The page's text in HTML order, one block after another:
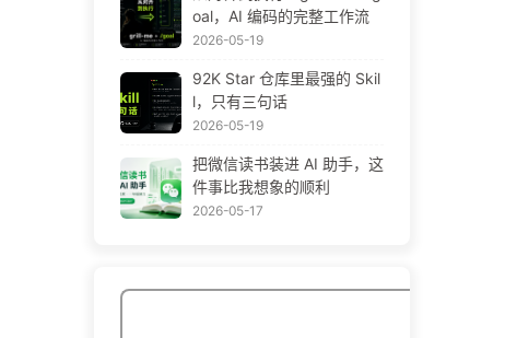
oal，AI 编码的完整工作流
2026-05-19
92K Star 仓库里最强的 Skil
l，只有三句话
2026-05-19
把微信读书装进 AI 助手，这
件事比我想象的顺利
2026-05-17